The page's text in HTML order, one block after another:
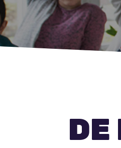
DE